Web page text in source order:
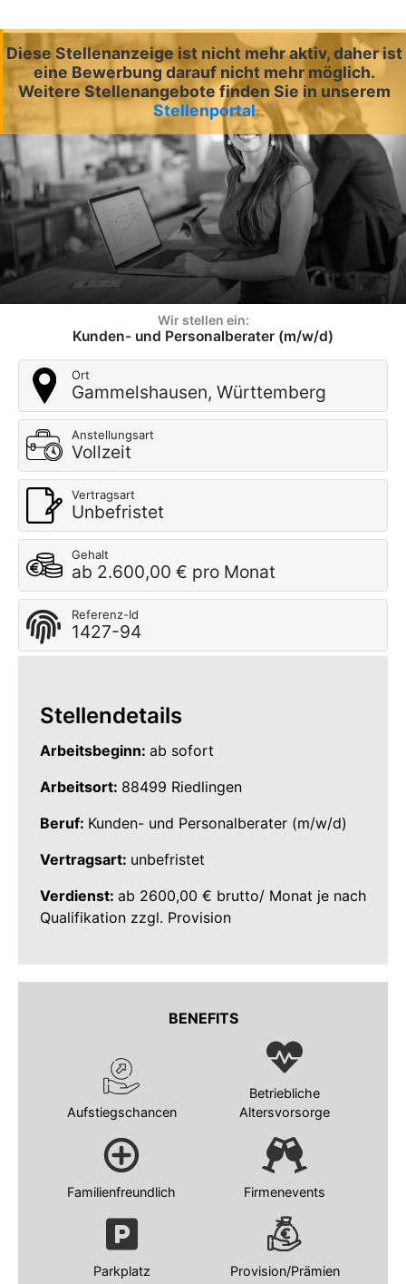
Diese Stellenanzeige ist nicht mehr aktiv, daher ist
eine Bewerbung darauf nicht mehr möglich.
Weitere Stellenangebote finden Sie in unserem
Stellenportal
Wir stellen ein:
Kunden- und Personalberater (m/w/d)
Ort
Gammelshausen, Württemberg
Anstellungsart
Vollzeit
Vertragsart
Unbefristet
Gehalt
ab 2.600,00 € pro Monat
Referenz-Id
1427-94
Stellendetails
Arbeitsbeginn: ab sofort
Arbeitsort: 88499 Riedlingen
Beruf: Kunden- und Personalberater (m/w/d)
Vertragsart: unbefristet
Verdienst: ab 2600,00 € brutto/ Monat je nach
Qualifikation zzgl. Provision
BENEFITS
Aufstiegschancen
Betriebliche
Altersvorsorge
Familienfreundlich Firmenevents
Parkplatz Provision/Prämien